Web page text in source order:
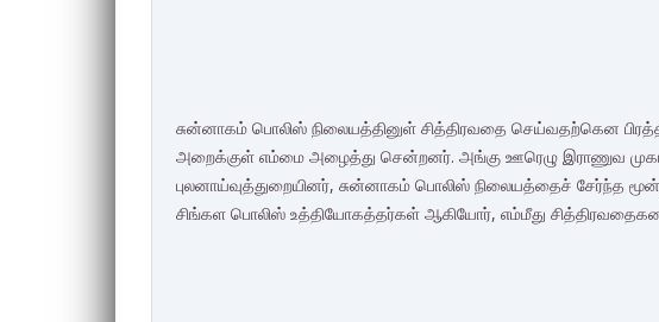
சுன்னாகம் பொலிஸ் நிலையத்தினுள் சித்திரவதை செய்வதற்கென
அறைக்குள் எம்மை அழைத்து சென்றனர். அங்கு ஊரெழு இராணுவ
புலனாய்வுத்துறையினர், சுன்னாகம் பொலிஸ் நிலையத்தைச் சேர்ந்த
சிங்கள பொலிஸ் உத்தியோகத்தர்கள் ஆகியோர், எம்மீது